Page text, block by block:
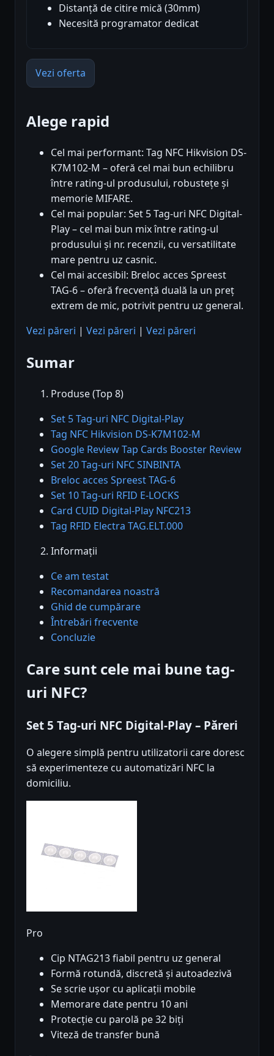
Distanță de citire mică (30mm)
Necesită programator dedicat
Vezi oferta
Alege rapid
Cel mai performant: Tag NFC Hikvision DS-
K7M102-M – oferă cel mai bun echilibru
între rating-ul produsului, robustețe și
memorie MIFARE.
Cel mai popular: Set 5 Tag-uri NFC Digital-
Play – cel mai bun mix între rating-ul
produsului și nr. recenzii, cu versatilitate
mare pentru uz casnic.
Cel mai accesibil: Breloc acces Spreest
TAG-6 – oferă frecvență duală la un preț
extrem de mic, potrivit pentru uz general.
Vezi păreri | Vezi păreri | Vezi păreri
Sumar
Produse (Top 8)
Set 5 Tag-uri NFC Digital-Play
Tag NFC Hikvision DS-K7M102-M
Google Review Tap Cards Booster Review
Set 20 Tag-uri NFC SINBINTA
Breloc acces Spreest TAG-6
Set 10 Tag-uri RFID E-LOCKS
Card CUID Digital-Play NFC213
Tag RFID Electra TAG.ELT.000
Informații
Ce am testat
Recomandarea noastră
Ghid de cumpărare
Întrebări frecvente
Concluzie
Care sunt cele mai bune tag-
uri NFC?
Set 5 Tag-uri NFC Digital-Play – Păreri
O alegere simplă pentru utilizatorii care doresc
să experimenteze cu automatizări NFC la
domiciliu.
Pro
Cip NTAG213 fiabil pentru uz general
Formă rotundă, discretă și autoadezivă
Se scrie ușor cu aplicații mobile
Memorare date pentru 10 ani
Protecție cu parolă pe 32 biți
Viteză de transfer bună